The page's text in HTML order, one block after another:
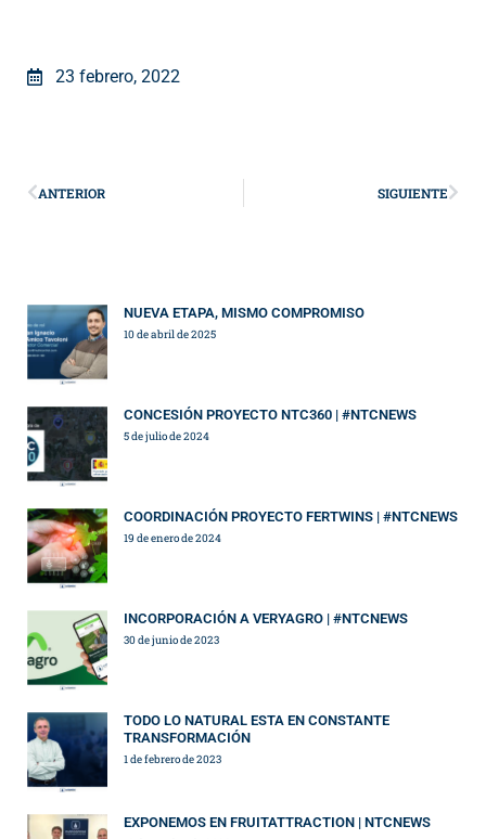
23 febrero, 2022
ANTERIOR SIGUIENTE
NUEVA ETAPA, MISMO COMPROMISO
10 de abril de 2025
CONCESIÓN PROYECTO NTC360 | #NTCNEWS
5 de julio de 2024
COORDINACIÓN PROYECTO FERTWINS | #NTCNEWS
19 de enero de 2024
INCORPORACIÓN A VERYAGRO | #NTCNEWS
30 de junio de 2023
TODO LO NATURAL ESTA EN CONSTANTE
TRANSFORMACIÓN
1 de febrero de 2023
EXPONEMOS EN FRUITATTRACTION | NTCNEWS